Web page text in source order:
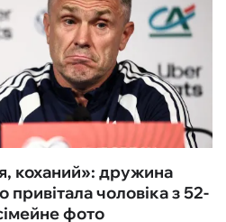
коханий»: дружина
чоловіка з 52-
фото